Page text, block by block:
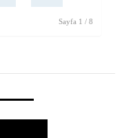
Sayfa 1 / 8